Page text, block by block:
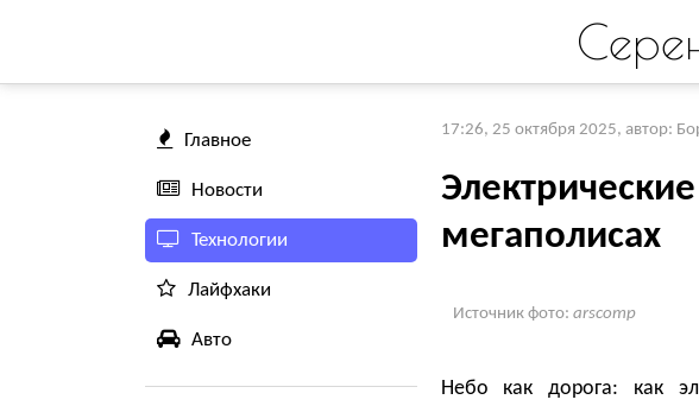
Главное
Новости
Технологии
Лайфхаки
Авто
17:26, 25 октября 2025, автор:
мегаполисах
Источник фото: arscomp
Небо как дорога: как